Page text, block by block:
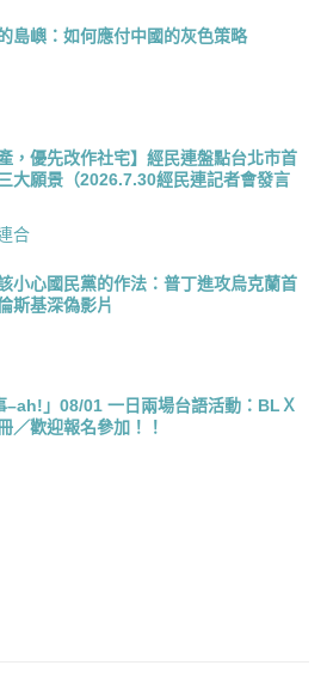
島嶼：如何應付中國的灰色策略
，優先改作社宅】經民連盤點台北市首
大願景（2026.7.30經民連記者會發言
合
小心國民黨的作法：普丁進攻烏克蘭首
斯基深偽影片
–ah!」08/01 一日兩場台語活動：BLＸ
／歡迎報名參加！！